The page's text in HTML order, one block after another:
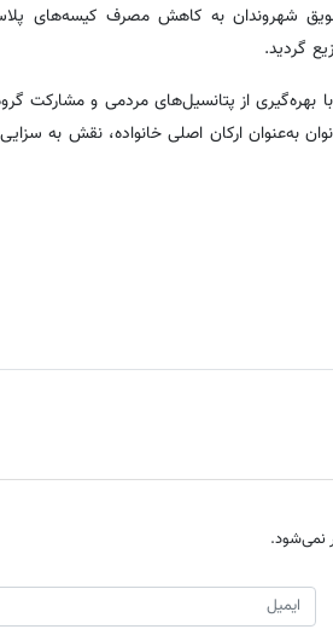
شهروندان به کاهش مصرف کیسه‌های
گردید.
منطقه ۲ همواره تلاش دارد تا با بهره‌گیری از پتانسیل‌های
به‌عنوان ارکان اصلی خانواده، نقش به
نمی‌شود.